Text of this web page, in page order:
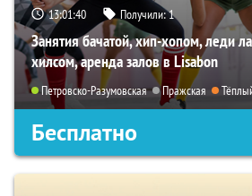
13:01:39 Получили:1
Занятия бачатой, хип-хопом, леди
хилсом, аренда залов в Lisabon
Петровско-Разумовская Пражская
Бесплатно